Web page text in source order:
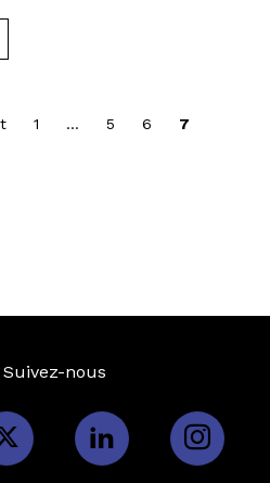
1 … 5 6 7
Suivez-nous